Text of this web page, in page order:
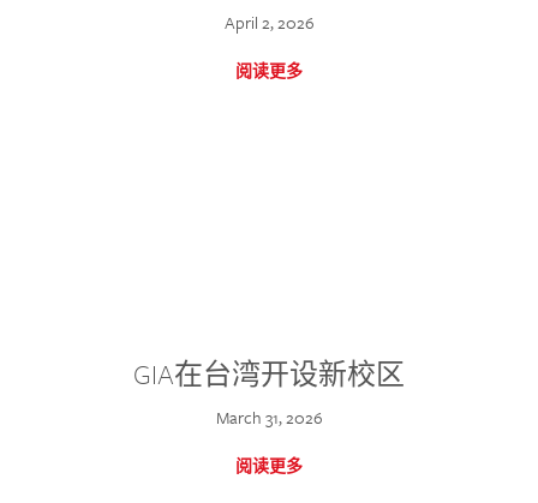
April 2, 2026
阅读更多
GIA在台湾开设新校区
March 31, 2026
阅读更多